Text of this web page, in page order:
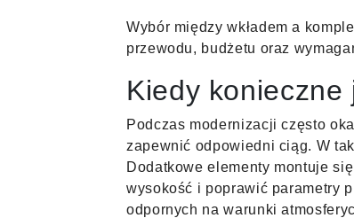
Wybór między wkładem a
przewodu, budżetu oraz
Kiedy konieczne
Podczas modernizacji często
zapewnić odpowiedni ciąg. W
Dodatkowe elementy montuje
wysokość i poprawić parametry
odpornych na warunki